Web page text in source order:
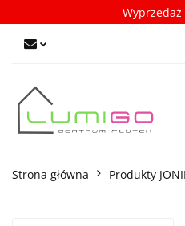
Strona główna Produkty